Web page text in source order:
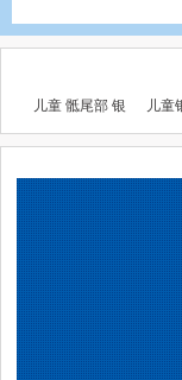
儿童 骶尾部 银 儿童